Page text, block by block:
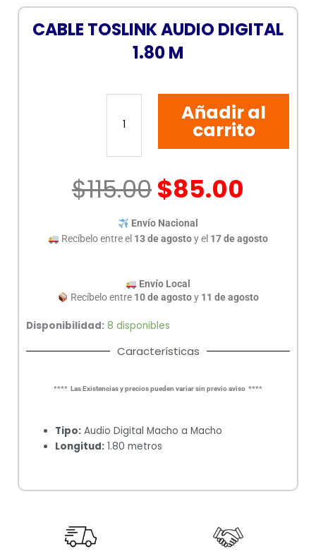
CABLE TOSLINK AUDIO DIGITAL
1.80 M
CABLE
AUDIO
1.80
cantidad
Añadir al
carrito
$115.00$85.00
Envío Nacional
Recíbelo entre el 13 de agostoy el 17 de agosto
Envío Local
Recíbelo entre 10 de agostoy 11 de agosto
Disponibilidad: 8 disponibles
Características
**** Las Existencias y precios pueden variar sin previo aviso ****
Tipo: Audio Digital Macho a Macho
Longitud: 1.80 metros